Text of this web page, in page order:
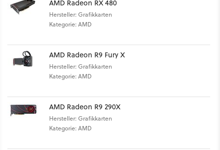
AMD Radeon RX 480
Hersteller: Grafikkarten
Kategorie: AMD
AMD Radeon R9 Fury X
Hersteller: Grafikkarten
Kategorie: AMD
AMD Radeon R9 290X
Hersteller: Grafikkarten
Kategorie: AMD